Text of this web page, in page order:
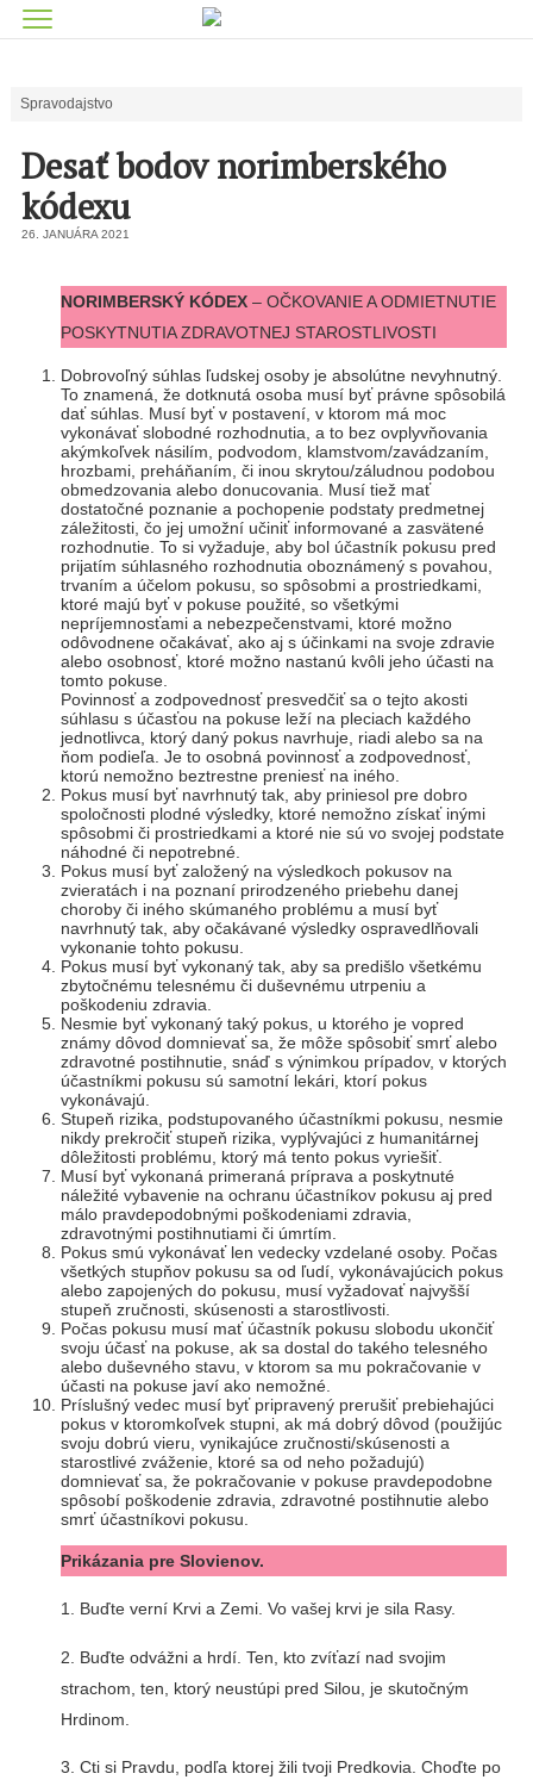
Spravodajstvo
Desať bodov norimberského
kódexu
26. JANUÁRA 2021
NORIMBERSKÝ KÓDEX– OČKOVANIE A ODMIETNUTIE
POSKYTNUTIA ZDRAVOTNEJ STAROSTLIVOSTI
Dobrovoľný súhlas ľudskej osoby je absolútne nevyhnutný.
To znamená, že dotknutá osoba musí byť právne spôsobilá
dať súhlas. Musí byť v postavení, v ktorom má moc
vykonávať slobodné rozhodnutia, a to bez ovplyvňovania
akýmkoľvek násilím, podvodom, klamstvom/zavádzaním,
hrozbami, preháňaním, či inou skrytou/záludnou podobou
obmedzovania alebo donucovania. Musí tiež mať
dostatočné poznanie a pochopenie podstaty predmetnej
záležitosti, čo jej umožní učiniť informované a zasvätené
rozhodnutie. To si vyžaduje, aby bol účastník pokusu pred
prijatím súhlasného rozhodnutia oboznámený s povahou,
trvaním a účelom pokusu, so spôsobmi a prostriedkami,
ktoré majú byť v pokuse použité, so všetkými
nepríjemnosťami a nebezpečenstvami, ktoré možno
odôvodnene očakávať, ako aj s účinkami na svoje zdravie
alebo osobnosť, ktoré možno nastanú kvôli jeho účasti na
tomto pokuse.
Povinnosť a zodpovednosť presvedčiť sa o tejto akosti
súhlasu s účasťou na pokuse leží na pleciach každého
jednotlivca, ktorý daný pokus navrhuje, riadi alebo sa na
ňom podieľa. Je to osobná povinnosť a zodpovednosť,
ktorú nemožno beztrestne preniesť na iného.
Pokus musí byť navrhnutý tak, aby priniesol pre dobro
spoločnosti plodné výsledky, ktoré nemožno získať inými
spôsobmi či prostriedkami a ktoré nie sú vo svojej podstate
náhodné či nepotrebné.
Pokus musí byť založený na výsledkoch pokusov na
zvieratách i na poznaní prirodzeného priebehu danej
choroby či iného skúmaného problému a musí byť
navrhnutý tak, aby očakávané výsledky ospravedlňovali
vykonanie tohto pokusu.
Pokus musí byť vykonaný tak, aby sa predišlo všetkému
zbytočnému telesnému či duševnému utrpeniu a
poškodeniu zdravia.
Nesmie byť vykonaný taký pokus, u ktorého je vopred
známy dôvod domnievať sa, že môže spôsobiť smrť alebo
zdravotné postihnutie, snáď s výnimkou prípadov, v ktorých
účastníkmi pokusu sú samotní lekári, ktorí pokus
vykonávajú.
Stupeň rizika, podstupovaného účastníkmi pokusu, nesmie
nikdy prekročiť stupeň rizika, vyplývajúci z humanitárnej
dôležitosti problému, ktorý má tento pokus vyriešiť.
Musí byť vykonaná primeraná príprava a poskytnuté
náležité vybavenie na ochranu účastníkov pokusu aj pred
málo pravdepodobnými poškodeniami zdravia,
zdravotnými postihnutiami či úmrtím.
Pokus smú vykonávať len vedecky vzdelané osoby. Počas
všetkých stupňov pokusu sa od ľudí, vykonávajúcich pokus
alebo zapojených do pokusu, musí vyžadovať najvyšší
stupeň zručnosti, skúsenosti a starostlivosti.
Počas pokusu musí mať účastník pokusu slobodu ukončiť
svoju účasť na pokuse, ak sa dostal do takého telesného
alebo duševného stavu, v ktorom sa mu pokračovanie v
účasti na pokuse javí ako nemožné.
Príslušný vedec musí byť pripravený prerušiť prebiehajúci
pokus v ktoromkoľvek stupni, ak má dobrý dôvod (použijúc
svoju dobrú vieru, vynikajúce zručnosti/skúsenosti a
starostlivé zváženie, ktoré sa od neho požadujú)
domnievať sa, že pokračovanie v pokuse pravdepodobne
spôsobí poškodenie zdravia, zdravotné postihnutie alebo
smrť účastníkovi pokusu.
Prikázania pre Slovienov.
1. Buďte verní Krvi a Zemi. Vo vašej krvi je sila Rasy.
2. Buďte odvážni a hrdí. Ten, kto zvíťazí nad svojim
strachom, ten, ktorý neustúpi pred Silou, je skutočným
Hrdinom.
3. Cti si Pravdu, podľa ktorej žili tvoji Predkovia. Choďte po